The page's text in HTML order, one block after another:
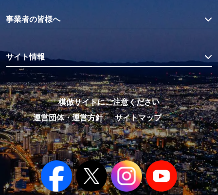
事業者の皆様へ
サイト情報
模倣サイトにご注意ください
運営団体・運営方針
サイトマップ